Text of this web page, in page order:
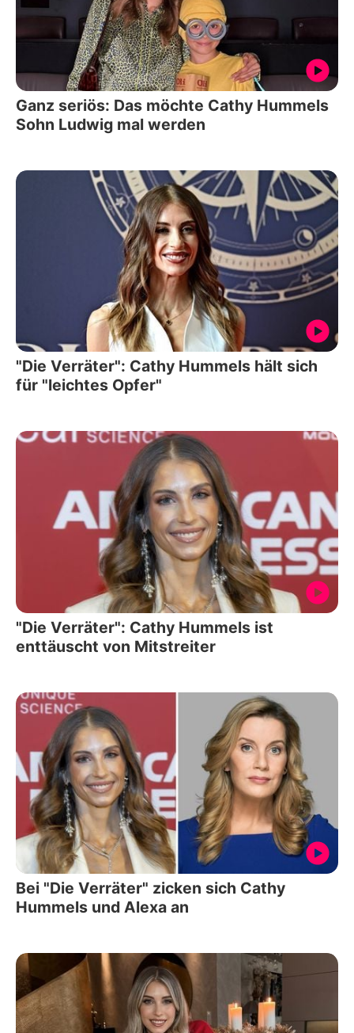
Ganz seriös: Das möchte Cathy Hummels
Sohn Ludwig mal werden
"Die Verräter": Cathy Hummels hält sich
für "leichtes Opfer"
"Die Verräter": Cathy Hummels ist
enttäuscht von Mitstreiter
Bei "Die Verräter" zicken sich Cathy
Hummels und Alexa an